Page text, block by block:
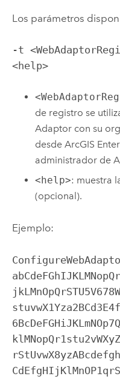
Los parámetros
-t
<help>
de registro se
Adaptor con su
desdeArcGIS
administrador de
<help>: muestra
(opcional).
Ejemplo: